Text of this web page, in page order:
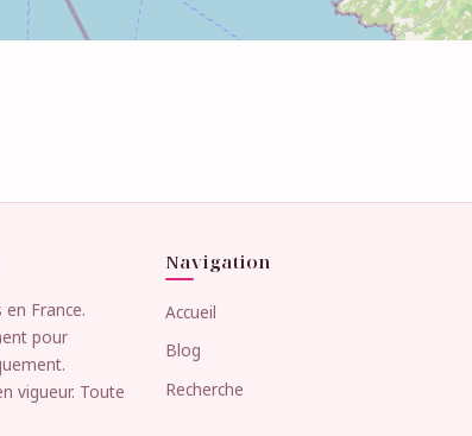
France.
pour
vigueur. Toute
Navigation
Accueil
Blog
Recherche